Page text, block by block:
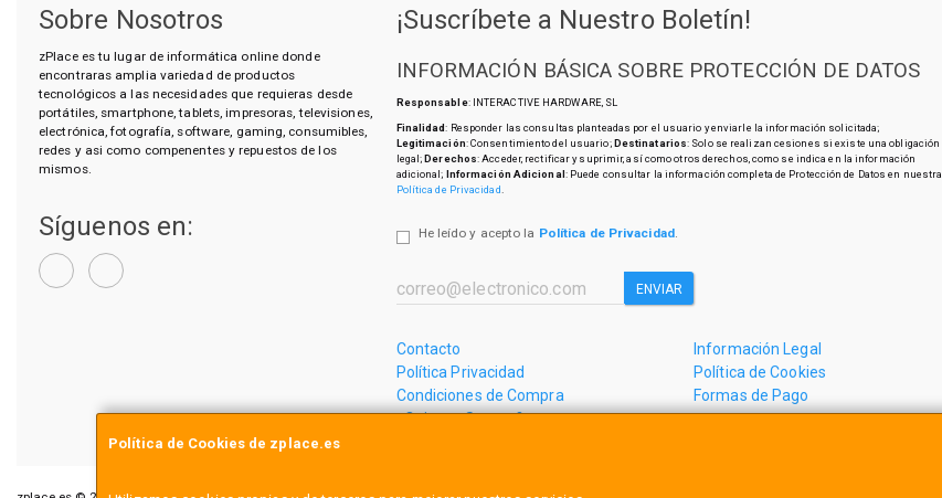
Política de Cookies de zplace.es
Sobre Nosotros
zPlace es tu lugar de informática online donde
encontraras amplia variedad de productos
tecnológicos a las necesidades que requieras desde
portátiles, smartphone, tablets, impresoras, televisiones,
electrónica, fotografía, software, gaming, consumibles,
redes y asi como compenentes y repuestos de los
mismos.
Síguenos en:
¡Suscríbete a Nuestro Boletín!
INFORMACIÓN BÁSICA SOBRE PROTECCIÓN DE DATOS
Responsable: INTERACTIVE HARDWARE, SL
Finalidad: Responder las consultas planteadas por el usuario y enviarle la información solicitada;
Legitimación: Consentimiento del usuario;Destinatarios: Solo se realizan cesiones si existe una obligación
legal;Derechos: Acceder, rectificar y suprimir, así como otros derechos, como se indica en la información
adicional; Información Adicional: Puede consultar la información completa de Protección de Datos en nuestra
Política de Privacidad
He leído y acepto la Política de Privacidad.
ENVIAR
Contacto
Información Legal
Política Privacidad
Política de Cookies
Condiciones de Compra
Formas de Pago
¿Quienes Somos?